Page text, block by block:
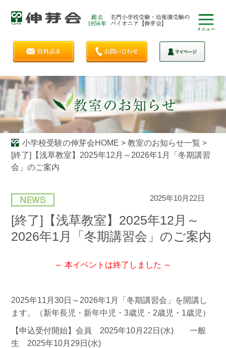
小学校受験の伸芽会HOME > 教室のお知らせ一覧 >
[終了]【浅草教室】2025年12月～2026年1月「冬期講習
会」のご案内
2025年10月22日
[終了]【浅草教室】2025年12月～
2026年1月「冬期講習会」のご案内
～ 本イベントは終了しました ～
2025年11月30日～2026年1月「冬期講習会」を開講し
ます。（新年長児・新年中児・3歳児・2歳児・1歳児）
【申込受付開始】会員 2025年10月22日(水) 一般
生 2025年10月29日(水)